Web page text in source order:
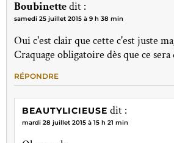
Boubinettedit :
samedi 25 juillet 2015 à 9 h 38 min
Oui c'est clair que cette c'est juste
Craquage obligatoire dès que ce
RÉPONDRE
BEAUTYLICIEUSE dit :
mardi 28 juillet 2015 à 15 h 21 min